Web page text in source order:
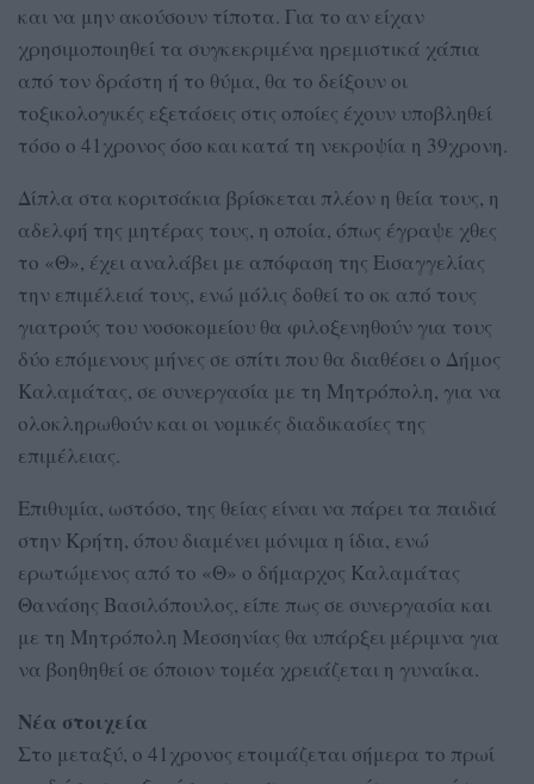
και να μην ακούσουν τίποτα. Για το αν είχαν
χρησιμοποιηθεί τα συγκεκριμένα ηρεμιστικά χάπια
από τον δράστη ή το θύμα, θα το δείξουν οι
τοξικολογικές εξετάσεις στις οποίες έχουν υποβληθεί
τόσο ο 41χρονος όσο και κατά τη νεκροψία η 39χρονη.
Δίπλα στα κοριτσάκια βρίσκεται πλέον η θεία τους, η
αδελφή της μητέρας τους, η οποία, όπως έγραψε χθες
το «Θ», έχει αναλάβει με απόφαση της Εισαγγελίας
την επιμέλειά τους, ενώ μόλις δοθεί το οκ από τους
γιατρούς του νοσοκομείου θα φιλοξενηθούν για τους
δύο επόμενους μήνες σε σπίτι που θα διαθέσει ο Δήμος
Καλαμάτας, σε συνεργασία με τη Μητρόπολη, για να
ολοκληρωθούν και οι νομικές διαδικασίες της
επιμέλειας.
Επιθυμία, ωστόσο, της θείας είναι να πάρει τα παιδιά
στην Κρήτη, όπου διαμένει μόνιμα η ίδια, ενώ
ερωτώμενος από το «Θ» ο δήμαρχος Καλαμάτας
Θανάσης Βασιλόπουλος, είπε πως σε συνεργασία και
με τη Μητρόπολη Μεσσηνίας θα υπάρξει μέριμνα για
να βοηθηθεί σε όποιον τομέα χρειάζεται η γυναίκα.
Νέα στοιχεία
Στο μεταξύ, ο 41χρονος ετοιμάζεται σήμερα το πρωί